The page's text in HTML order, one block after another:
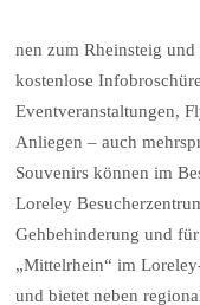
nen zum Rheinsteig
kostenlose
Eventveranstaltungen,
Anliegen – auch
Souvenirs können im
Loreley
Gehbehinderung und
„Mittelrhein“ im
und bietet neben